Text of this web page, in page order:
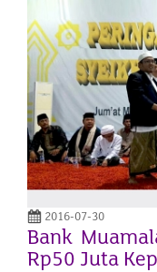
2016-07-30
Bank
Rp50 Juta